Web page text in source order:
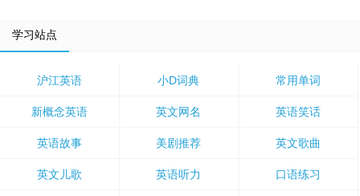
学习站点
沪江英语 小D词典 常用单词
新概念英语 英文网名 英语笑话
英语故事 美剧推荐 英文歌曲
英文儿歌 英语听力 口语练习